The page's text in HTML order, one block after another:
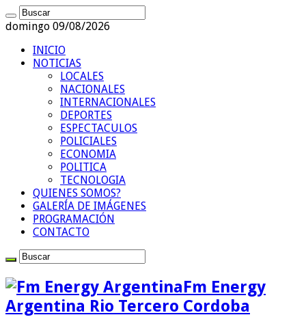
domingo 09/08/2026
INICIO
NOTICIAS
LOCALES
NACIONALES
INTERNACIONALES
DEPORTES
ESPECTACULOS
POLICIALES
ECONOMIA
POLITICA
TECNOLOGIA
QUIENES SOMOS?
GALERÍA DE IMÁGENES
PROGRAMACIÓN
CONTACTO
Fm Energy
Argentina Rio Tercero Cordoba